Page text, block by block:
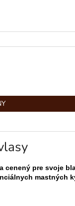
O NÁS
cenený pre svoje
mastných